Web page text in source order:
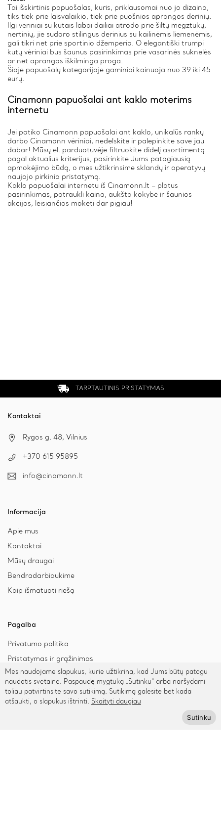
Tai išskirtinis papuošalas, kuris, priklausomai nuo jo dizaino,
tiks tiek prie laisvalaikio, tiek prie puošnios aprangos derinių.
Ilgi vėriniai su kutais labai dailiai atrodo prie šiltų megztukų,
nertinių, jie sudaro stilingus derinius su kailinėmis liemenėmis,
gali tikri net prie sportinio džemperio. O elegantiški trumpi
kutų vėriniai bus šaunus pasirinkimas prie vasarinės suknelės
ar net aprangos iškilminga proga.
Šioje papuošalų kategorijoje gaminiai kainuoja nuo 39 iki 45
eurų.
Cinamonn papuošalai ant kaklo moterims
internetu
Jei patiko Cinamonn papuošalai ant kaklo, unikalūs rankų
darbo Cinamonn vėriniai, nedelskite ir palepinkite save jau
dabar! Mūsų el. parduotuvėje filtruokite didelį asortimentą
pagal aktualius kriterijus, pasirinkite Jums patogiausią
apmokėjimo būdą, o mes užtikrinsime sklandų ir operatyvų
naujojo pirkinio pristatymą.
Kaklo papuošalai internetu iš Cinamonn.lt – platus
pasirinkimas, patraukli kaina, aukšta kokybė ir šaunios
akcijos, leisiančios mokėti dar pigiau!
TARPTAUTINIS PRISTATYMAS
Kontaktai
Rygos g. 48, Vilnius
+370 615 95895
info@cinamonn.lt
Informacija
Apie mus
Kontaktai
Mūsų draugai
Bendradarbiaukime
Kaip išmatuoti riešą
Pagalba
Privatumo politika
Pristatymas ir grąžinimas
Apmokėjimas
Mes naudojame slapukus, kurie užtikrina, kad Jums būtų patogu
naudotis svetaine. Paspaudę mygtuką „Sutinku“ arba naršydami
toliau patvirtinsite savo sutikimą. Sutikimą galėsite bet kada
atšaukti, o slapukus ištrinti. Skaityti daugiau
Sutinku